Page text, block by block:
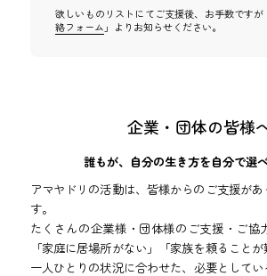
欲しいものリストにてご支援後、お手数ですが
絡フォーム 」よりお知らせください。
企業・団体の皆様
誰もが、自分の生き方を自分で選
アマヤドリの活動は、皆様からのご支援があ
す。
たくさんの企業様・団体様のご支援・ご協
「家庭に居場所がない」「家族を頼ること
一人ひとりの状況に合わせた、 必要としてい